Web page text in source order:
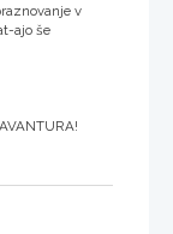
v
ajo še